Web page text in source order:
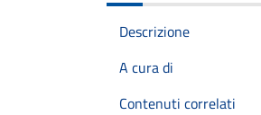
Descrizione
A cura di
Contenuti correlati